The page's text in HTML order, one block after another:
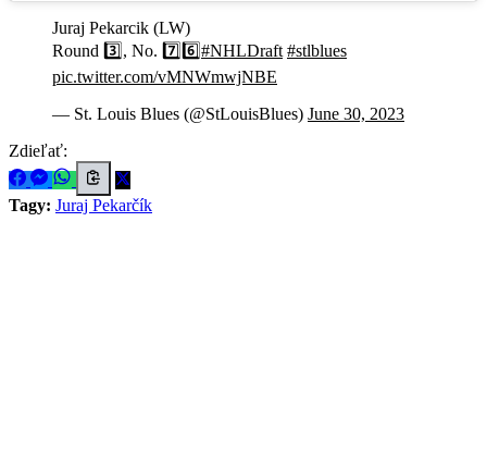
Juraj Pekarcik (LW)
Round 3️⃣, No. 7️⃣6️⃣#NHLDraft #stlblues
pic.twitter.com/vMNWmwjNBE
— St. Louis Blues (@StLouisBlues) June 30, 2023
Zdieľať:
Tagy: Juraj Pekarčík